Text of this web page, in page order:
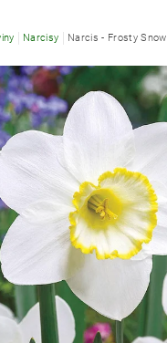
Narcisy Narcis - Frosty Snow